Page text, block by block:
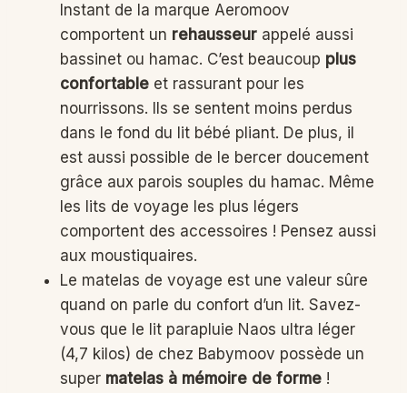
Instant de la marque Aeromoov
comportent un rehausseur appelé aussi
bassinet ou hamac. C’est beaucoup plus
confortable et rassurant pour les
nourrissons. Ils se sentent moins perdus
dans le fond du lit bébé pliant. De plus, il
est aussi possible de le bercer doucement
grâce aux parois souples du hamac. Même
les lits de voyage les plus légers
comportent des accessoires ! Pensez aussi
aux moustiquaires.
Le matelas de voyage est une valeur sûre
quand on parle du confort d’un lit. Savez-
vous que le lit parapluie Naos ultra léger
(4,7 kilos) de chez Babymoov possède un
super matelas à mémoire de forme !